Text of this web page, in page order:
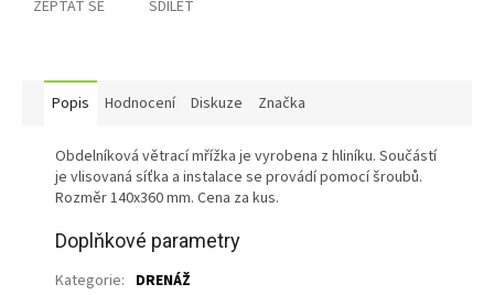
ZEPTAT SE SDÍLET
Popis Hodnocení Diskuze Značka
Obdelníková větrací mřížka je vyrobena z hliníku. Součástí
je vlisovaná síťka a instalace se provádí pomocí šroubů.
Rozměr 140x360 mm. Cena za kus.
Doplňkové parametry
Kategorie: DRENÁŽ